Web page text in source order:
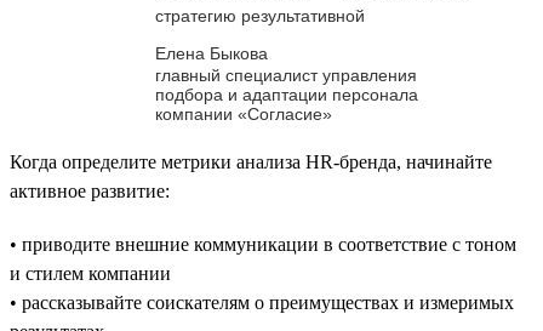
стратегию результативной
Елена Быкова
главный специалист управления
подбора и адаптации персонала
компании «Согласие»
Когда определите метрики анализа HR-бренда, начинайте
активное развитие:
• приводите внешние коммуникации в соответствие с тоном
и стилем компании
• рассказывайте соискателям о преимуществах и измеримых